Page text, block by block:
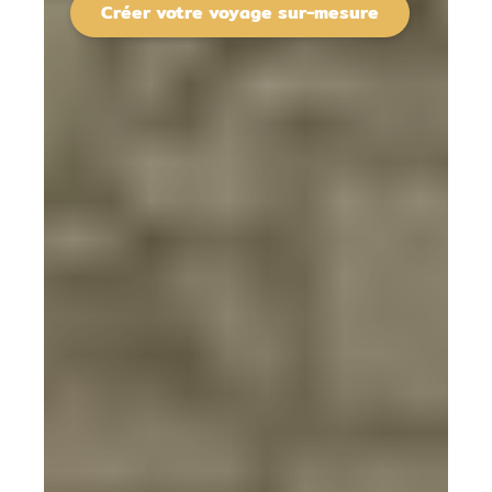
Créer votre voyage sur-mesure